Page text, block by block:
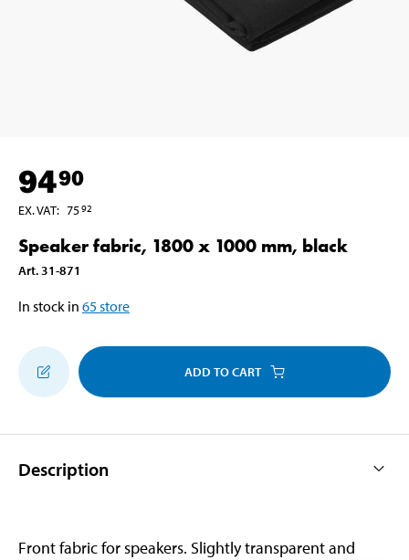
9490
EX. VAT: 7592
Speaker fabric, 1800 x 1000 mm, black
Art. 31-871
In stock in 65store
ADD TO CART
Description
Front fabric for speakers. Slightly transparent and